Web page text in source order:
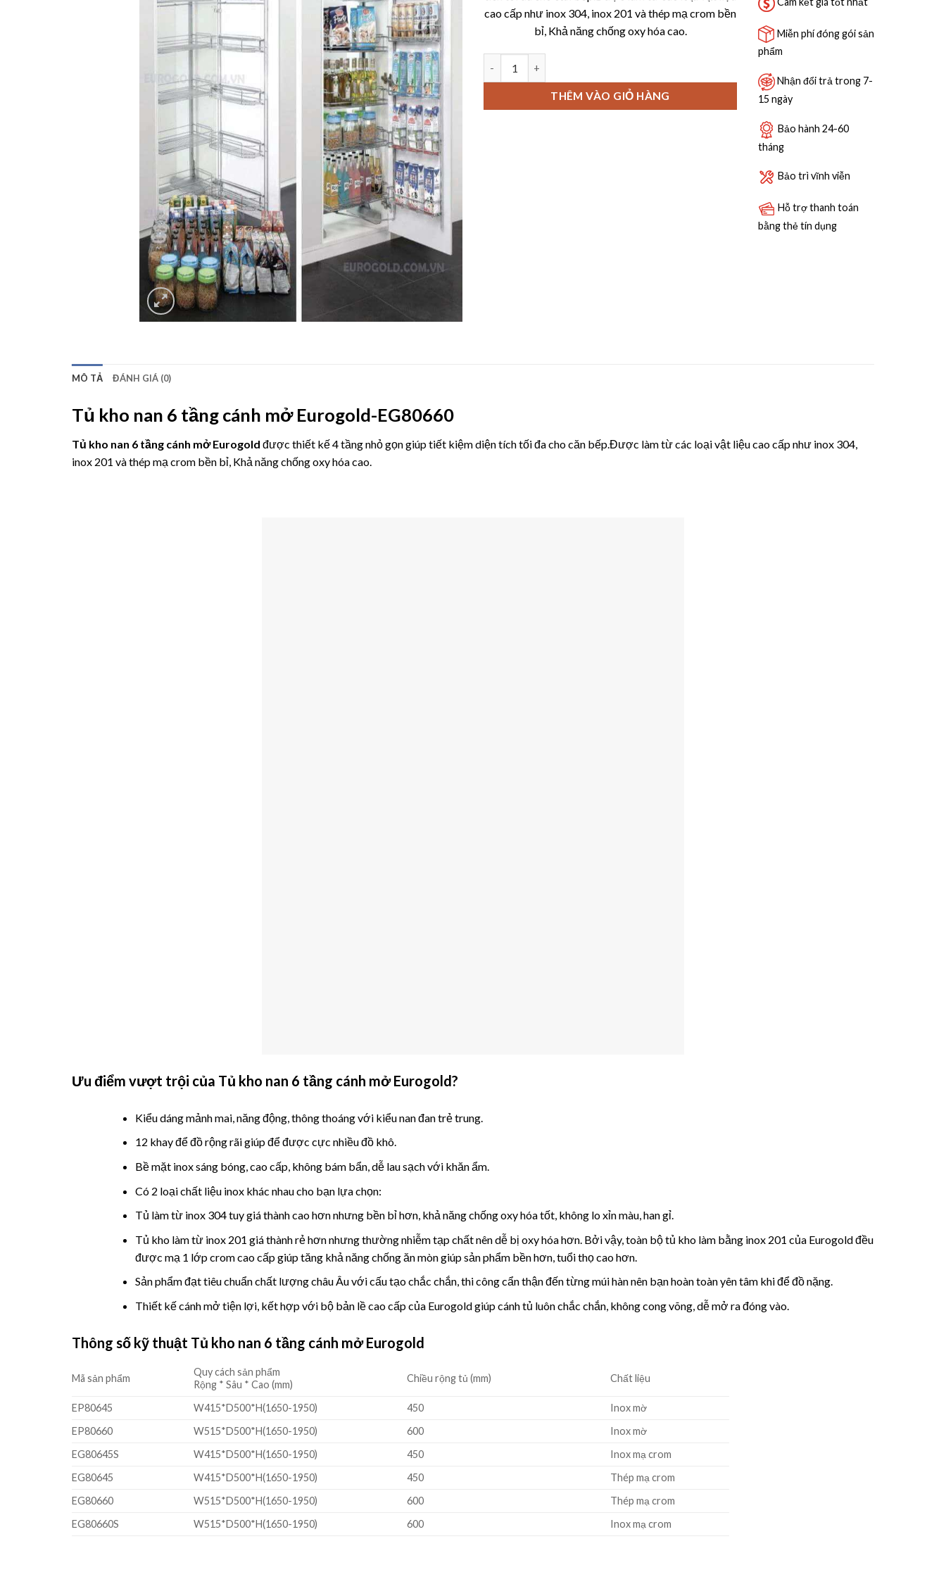
cao cấp như inox 304, inox 201 và thép mạ crom bền
bỉ, Khả năng chống oxy hóa cao.
THÊM VÀO GIỎ HÀNG
Miễn phí đóng gói sản
phẩm
Nhận đổi trả trong 7-
15 ngày
Bảo hành 24-60
tháng
Bảo trì vĩnh viễn
Hỗ trợ thanh toán
bằng thẻ tín dụng
MÔ TẢ ĐÁNH GIÁ (0)
Tủ kho nan 6 tầng cánh mở Eurogold-EG80660
Tủ kho nan 6 tầng cánh mở Eurogold được thiết kế 4 tầng nhỏ gọn giúp tiết kiệm diện tích tối đa cho căn bếp.Được làm từ các loại vật liệu cao cấp như inox 304,
inox 201 và thép mạ crom bền bỉ, Khả năng chống oxy hóa cao.
Ưu điểm vượt trội của Tủ kho nan 6 tầng cánh mở Eurogold?
Kiểu dáng mảnh mai, năng động, thông thoáng với kiểu nan đan trẻ trung.
12 khay để đồ rộng rãi giúp để được cực nhiều đồ khô.
Bề mặt inox sáng bóng, cao cấp, không bám bẩn, dễ lau sạch với khăn ẩm.
Có 2 loại chất liệu inox khác nhau cho bạn lựa chọn:
Tủ làm từ inox 304 tuy giá thành cao hơn nhưng bền bỉ hơn, khả năng chống oxy hóa tốt, không lo xỉn màu, han gỉ.
Tủ kholàm từ inox 201 giá thành rẻ hơn nhưng thường nhiễm tạp chất nên dễ bị oxy hóa hơn. Bởi vậy, toàn bộ tủ kho làm bằng inox 201 của Eurogold đều
được mạ 1 lớp crom cao cấp giúp tăng khả năng chống ăn mòn giúp sản phẩm bền hơn, tuổi thọ cao hơn.
Sản phẩm đạt tiêu chuẩn chất lượng châu Âu với cấu tạo chắc chắn, thi công cẩn thận đến từng múi hàn nên bạn hoàn toàn yên tâm khi để đồ nặng.
Thiết kế cánh mở tiện lợi, kết hợp với bộ bản lề cao cấp của Eurogoldgiúp cánh tủ luôn chắc chắn, không cong võng, dễ mở ra đóng vào.
Thông số kỹ thuật Tủ kho nan 6 tầng cánh mở Eurogold
Mã sản phẩm
Quy cách sản phẩm
Rộng * Sâu * Cao (mm)
Chiều rộng tủ (mm) Chất liệu
EP80645 W415*D500*H(1650-1950) 450
Inox mờ
EP80660
W515*D500*H(1650-1950) 600
Inox mờ
EG80645S
W415*D500*H(1650-1950) 450
Inox mạ crom
EG80645
W415*D500*H(1650-1950) 450
Thép mạ crom
EG80660
W515*D500*H(1650-1950) 600
Thép mạ crom
EG80660S
W515*D500*H(1650-1950) 600 Inox mạ crom